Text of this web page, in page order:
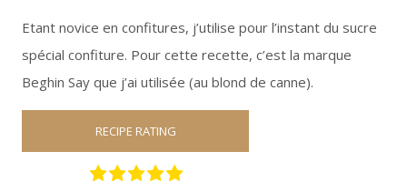
Etant novice en confitures, j’utilise pour l’instant du sucre
spécial confiture. Pour cette recette, c’est la marque
Beghin Say que j’ai utilisée (au blond de canne).
RECIPE RATING